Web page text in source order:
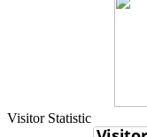
Visitor Statistic